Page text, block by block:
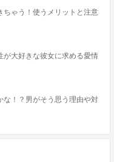
ちゃう！使うメリットと注意
が大好きな彼女に求める愛情
な！？男がそう思う理由や対